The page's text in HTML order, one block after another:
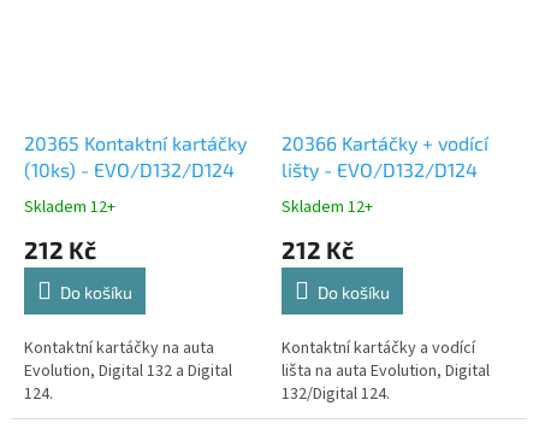
20365 Kontaktní kartáčky
(10ks) - EVO/D132/D124
Skladem 12+
212 Kč
Do košíku
Kontaktní kartáčky na auta
Evolution, Digital 132 a Digital
124.
20366 Kartáčky + vodící
lišty - EVO/D132/D124
Skladem 12+
212 Kč
Do košíku
Kontaktní kartáčky a vodící
lišta na auta Evolution, Digital
132/Digital 124.